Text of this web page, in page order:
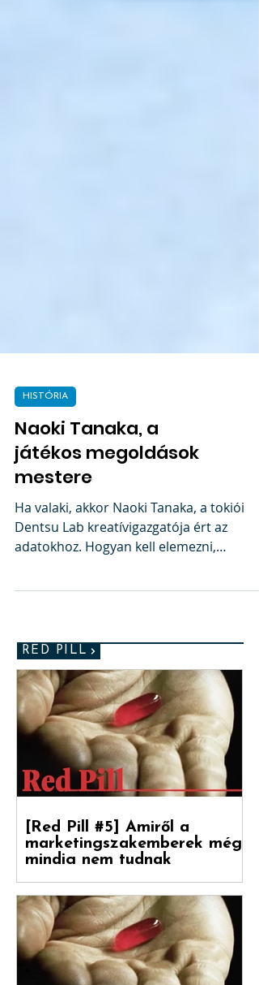
HISTÓRIA
Naoki Tanaka, a
mestere
Ha valaki, akkor Naoki Tanaka, a tokiói
adatokhoz. Hogyan kell elemezni,
RED PILL
[Red Pill #5] Amiről a
marketingszakemberek még
mindig nem tudnak
Végre magyarul is olvasható a Hogyan
nőnek a márkák 2. része, amely a
Reklámtörténet gondozásában, a Flora
Food Group (korábban: Upfield)...